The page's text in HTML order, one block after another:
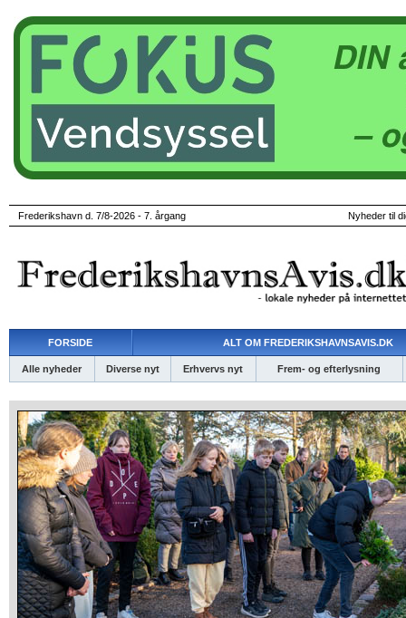
Frederikshavn d. 7/8-2026 - 7. årgang Nyheder til
FORSIDE ALT OM FREDERIKSHAVNSAVIS.DK
Alle nyheder Diverse nyt Erhvervs nyt Frem- og efterlysning